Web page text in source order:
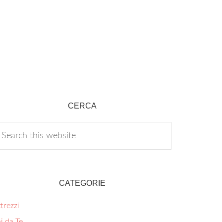
CERCA
CATEGORIE